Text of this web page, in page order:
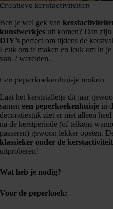
Creatieve kerstactiviteiten
Ben je wel gek van
kunstwerkjes uit komen? Dan zijn
DIY’s perfect om tijdens de
Leuk om te maken en leuk om in je
van 2 werelden.
Een peperkoekenhuisje maken
Laat het kerststalletje dit jaar
samen een peperkoekenhuisje in
decoratiestuk ziet er niet alleen
na de kerstperiode (of telkens
passeren) gewoon lekker opeten.
klassieker onder de
uitproberen!
Wat heb je nodig?
Voor de peperkoek: